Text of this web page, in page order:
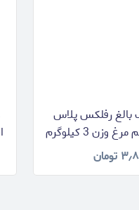
رفلکس پلاس
تومان